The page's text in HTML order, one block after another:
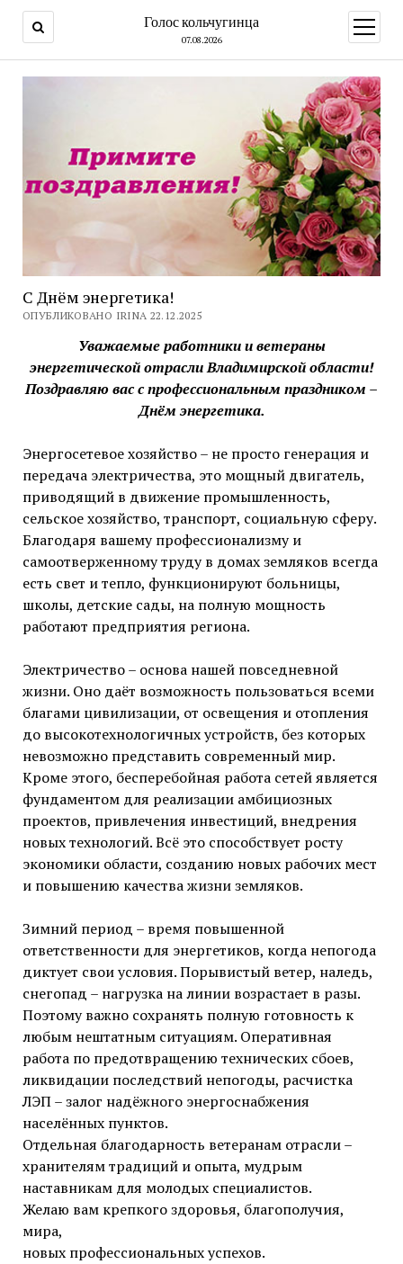
Голос кольчугинца
07.08.2026
меню
С Днём энергетика!
ОПУБЛИКОВАНО IRINA 22.12.2025
Уважаемые работники и ветераны
энергетической отрасли Владимирской области!
Поздравляю вас с профессиональным праздником –
Днём энергетика.
Энергосетевое хозяйство – не просто генерация и
передача электричества, это мощный двигатель,
приводящий в движение промышленность,
сельское хозяйство, транспорт, социальную сферу.
Благодаря вашему профессионализму и
самоотверженному труду в домах земляков всегда
есть свет и тепло, функционируют больницы,
школы, детские сады, на полную мощность
работают предприятия региона.
Электричество – основа нашей повседневной
жизни. Оно даёт возможность пользоваться всеми
благами цивилизации, от освещения и отопления
до высокотехнологичных устройств, без которых
невозможно представить современный мир.
Кроме этого, бесперебойная работа сетей является
фундаментом для реализации амбициозных
проектов, привлечения инвестиций, внедрения
новых технологий. Всё это способствует росту
экономики области, созданию новых рабочих мест
и повышению качества жизни земляков.
Зимний период – время повышенной
ответственности для энергетиков, когда непогода
диктует свои условия. Порывистый ветер, наледь,
снегопад – нагрузка на линии возрастает в разы.
Поэтому важно сохранять полную готовность к
любым нештатным ситуациям. Оперативная
работа по предотвращению технических сбоев,
ликвидации последствий непогоды, расчистка
ЛЭП – залог надёжного энергоснабжения
населённых пунктов.
Отдельная благодарность ветеранам отрасли –
хранителям традиций и опыта, мудрым
наставникам для молодых специалистов.
Желаю вам крепкого здоровья, благополучия,
мира,
новых профессиональных успехов.